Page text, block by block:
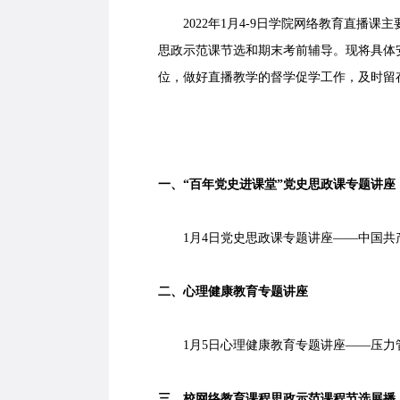
2022年1月4-9日学院网络教育直播课主
思政示范课节选和期末考前辅导。现将具
位，做好直播教学的督学促学工作，及时留
一、“百年党史进课堂”党史思政课专题讲座
1月4日党史思政课专题讲座——中国共
二、心理健康教育专题讲座
1月5日心理健康教育专题讲座——压力